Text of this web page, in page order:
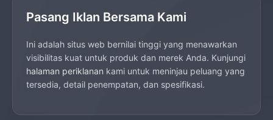
Pasang Iklan Bersama Kami
Ini adalah situs web bernilai tinggi yang menawarkan
visibilitas kuat untuk produk dan merek Anda. Kunjungi
halaman periklanan kami untuk meninjau peluang yang
tersedia, detail penempatan, dan spesifikasi.